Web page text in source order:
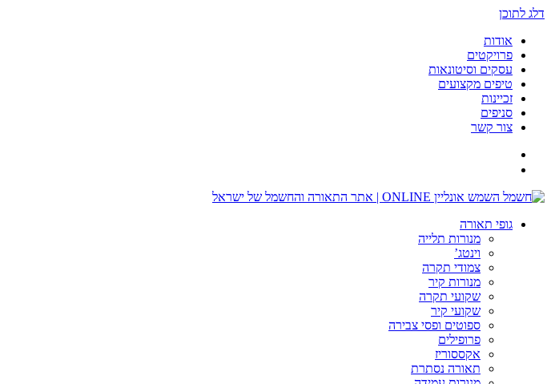
דלג לתוכן
אודות
פרויקטים
עסקים וסיטונאות
טיפים מקצועים
זכיינות
סניפים
צור קשר
גופי תאורה
מנורות תלייה
וינטג’
צמודי תקרה
מנורות קיר
שקועי תקרה
שקועי קיר
ספוטים ופסי צבירה
פרופילים
אקססוריז
תאורה נסתרת